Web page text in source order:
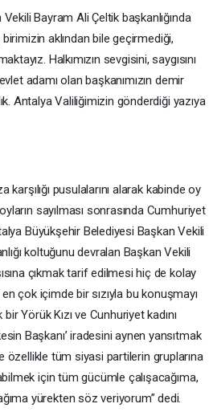
Bayram Ali Çeltik başkanlığında
aklından bile geçirmediği,
Halkımızın sevgisini, saygısını
adamı olan başkanımızın demir
Antalya Valiliğimizin gönderdiği yazıya
pusulalarını alarak kabinde oy
sayılması sonrasında Cumhuriyet
Büyükşehir Belediyesi Başkan Vekili
koltuğunu devralan Başkan Vekili
çıkmak tarif edilmesi hiç de kolay
çok içimde bir sızıyla bu konuşmayı
Yörük Kızı ve Cunhuriyet kadını
Başkanı’ iradesini aynen yansıtmak
özellikle tüm siyasi partilerin gruplarına
için tüm gücümle çalışacağıma,
yürekten söz veriyorum” dedi.